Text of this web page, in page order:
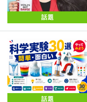
話題
話題